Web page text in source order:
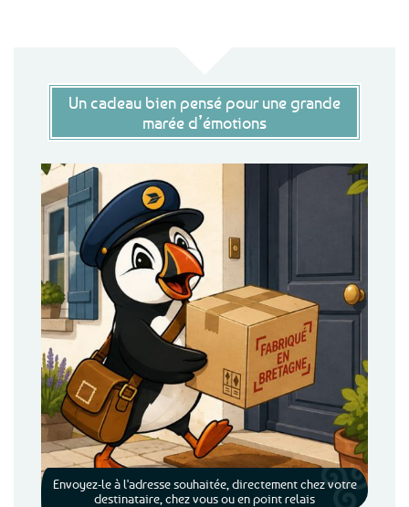
Un cadeau bien pensé pour une grande
marée d’émotions
Envoyez-le à l'adresse souhaitée, directement chez votre
destinataire, chez vous ou en point relais